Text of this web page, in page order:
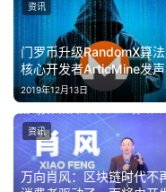
门罗币升级RandomX算
核心开发者ArticMine发声
XMR网络不太可能受到攻
2019年12月13日
资讯
万向肖风：区块链时代不
资讯